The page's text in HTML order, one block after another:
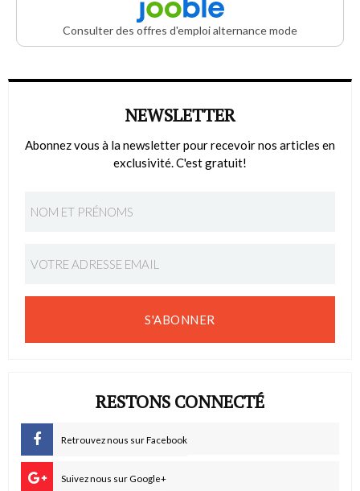
Consulter des offres d'emploi alternance mode
NEWSLETTER
Abonnez vous à la newsletter pour recevoir nos articles en
exclusivité. C'est gratuit!
S'ABONNER
RESTONS CONNECTÉ
Retrouvez nous sur Facebook
Suivez nous sur Google+